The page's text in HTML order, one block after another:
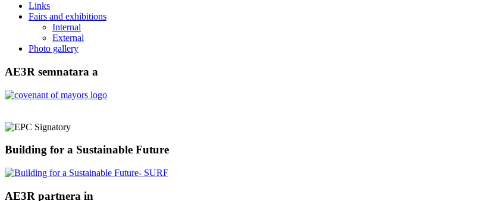
Links
Fairs and exhibitions
Internal
External
Photo gallery
AE3R semnatara a
Building for a Sustainable Future
AE3R partnera in